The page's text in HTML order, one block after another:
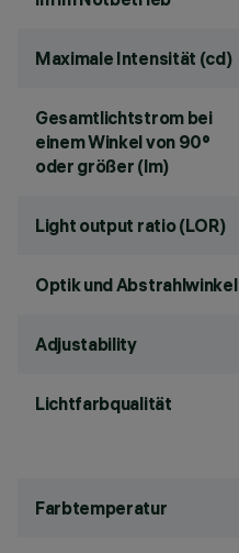
Maximale Intensität (cd)
Gesamtlichtstrom bei
einem Winkel von 90°
oder größer (lm)
Light output ratio (LOR)
Optik und Abstrahlwinkel
Adjustability
Lichtfarbqualität
Farbtemperatur